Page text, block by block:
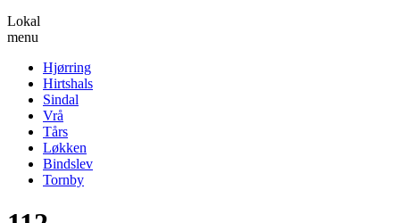
Lokal
menu
Hjørring
Hirtshals
Sindal
Vrå
Tårs
Løkken
Bindslev
Tornby